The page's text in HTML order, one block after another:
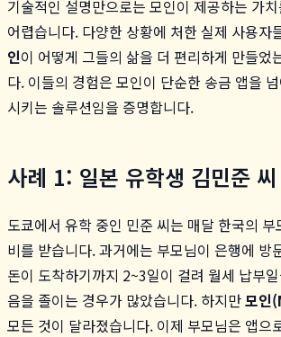
기술적인 설명만으로는 모인이 제공하는 가
어렵습니다. 다양한 상황에 처한 실제 사용자
인이 어떻게 그들의 삶을 더 편리하게 만들었
다. 이들의 경험은 모인이 단순한 송금 앱을
시키는 솔루션임을 증명합니다.
사례 1: 일본 유학생 김민준 씨
도쿄에서 유학 중인 민준 씨는 매달 한국의
비를 받습니다. 과거에는 부모님이 은행에 방
돈이 도착하기까지 2~3일이 걸려 월세 납부
음을 졸이는 경우가 많았습니다. 하지만모인
모든 것이 달라졌습니다. 이제 부모님은 앱으